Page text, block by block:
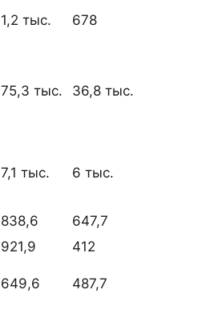
1,2 тыс. 678
75,3 тыс. 36,8 тыс.
7,1 тыс. 6 тыс.
838,6
647,7
921,9
412
649,6 487,7